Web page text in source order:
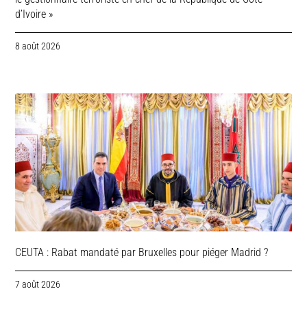
d’Ivoire »
8 août 2026
CEUTA : Rabat mandaté par Bruxelles pour piéger Madrid ?
7 août 2026